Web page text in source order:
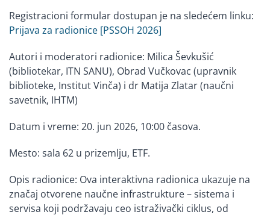
Registracioni formular dostupan je na sledećem linku:
Prijava za radionice [PSSOH 2026]
Autori i moderatori radionice: Milica Ševkušić
(bibliotekar, ITN SANU), Obrad Vučkovac (upravnik
biblioteke, Institut Vinča) i dr Matija Zlatar (naučni
savetnik, IHTM)
Datum i vreme: 20. jun 2026, 10:00 časova.
Mesto: sala 62 u prizemlju, ETF.
Opis radionice: Ova interaktivna radionica ukazuje na
značaj otvorene naučne infrastrukture – sistema i
servisa koji podržavaju ceo istraživački ciklus, od